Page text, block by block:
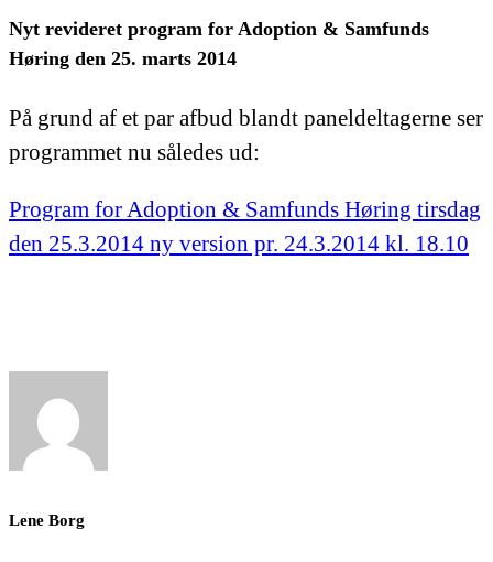
Nyt revideret program for Adoption & Samfunds
Høring den 25. marts 2014
På grund af et par afbud blandt paneldeltagerne ser
programmet nu således ud:
Program for Adoption & Samfunds Høring tirsdag
den 25.3.2014 ny version pr. 24.3.2014 kl. 18.10
Lene Borg